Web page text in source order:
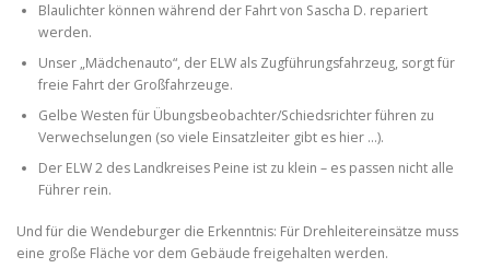
Blaulichter können während der Fahrt von Sascha D. repariert
werden.
Unser „Mädchenauto“, der ELW als Zugführungsfahrzeug, sorgt für
freie Fahrt der Großfahrzeuge.
Gelbe Westen für Übungsbeobachter/Schiedsrichter führen zu
Verwechselungen (so viele Einsatzleiter gibt es hier …).
Der ELW 2 des Landkreises Peine ist zu klein – es passen nicht alle
Führer rein.
Und für die Wendeburger die Erkenntnis: Für Drehleitereinsätze muss
eine große Fläche vor dem Gebäude freigehalten werden.